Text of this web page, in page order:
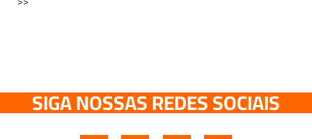
SIGA NOSSAS REDES SOCIAIS